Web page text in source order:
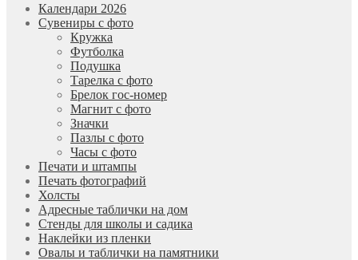
Календари 2026
Сувениры с фото
Кружка
Футболка
Подушка
Тарелка с фото
Брелок гос-номер
Магнит с фото
Значки
Пазлы с фото
Часы с фото
Печати и штампы
Печать фотографий
Холсты
Адресные таблички на дом
Стенды для школы и садика
Наклейки из пленки
Овалы и таблички на памятники